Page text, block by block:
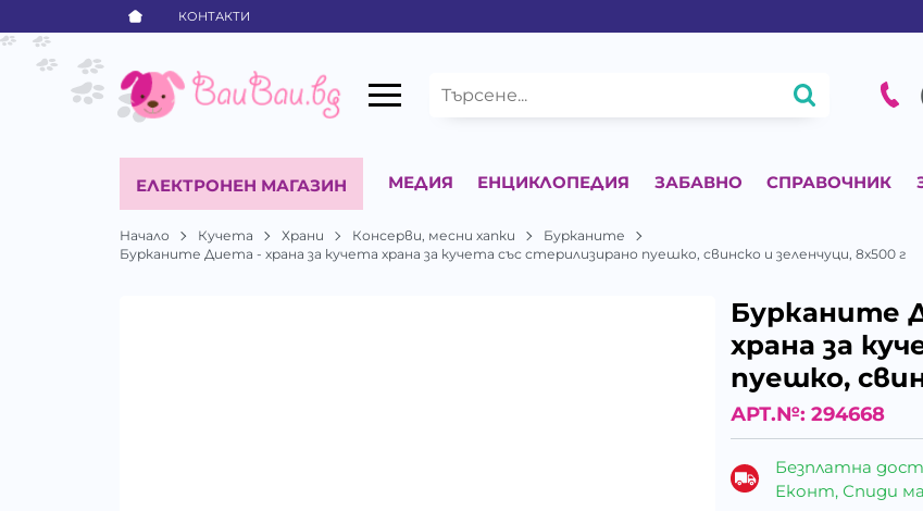
КОНТАКТИ
ЕЛЕКТРОНЕН МАГАЗИН МЕДИЯ ЕНЦИКЛОПЕДИЯ ЗАБАВНО СПРАВОЧНИК
Начало Кучета Храни Консерви, месни хапки
Бурканите
Бурканите Диета - храна за кучета храна за кучета със стерилизирано пуешко, свинско и зеленчуци, 8х500 г
Бурканите
храна за
пуешко,
АРТ.№: 294668
Безплатна
Еконт, Спиди